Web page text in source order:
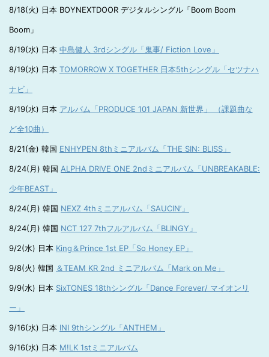
8/18(火) 日本 BOYNEXTDOOR デジタルシングル「Boom Boom
Boom」
8/19(水) 日本 中島健人 3rdシングル「鬼事/ Fiction Love」
8/19(水) 日本 TOMORROW X TOGETHER 日本5thシングル「セツナハ
ナビ」
8/19(水) 日本 アルバム「PRODUCE 101 JAPAN 新世界」 （課題曲な
ど全10曲）
8/21(金) 韓国 ENHYPEN 8thミニアルバム「THE SIN: BLISS」
8/24(月) 韓国 ALPHA DRIVE ONE 2ndミニアルバム「UNBREAKABLE:
少年BEAST」
8/24(月) 韓国 NEXZ 4thミニアルバム「SAUCIN’」
8/24(月) 韓国 NCT 127 7thフルアルバム「BLINGY」
9/2(水) 日本 King＆Prince 1st EP「So Honey EP」
9/8(火) 韓国 ＆TEAM KR 2nd ミニアルバム「Mark on Me」
9/9(水) 日本 SixTONES 18thシングル「Dance Forever/ マイオンリ
ー」
9/16(水) 日本 INI 9thシングル「ANTHEM」
9/16(水) 日本 M!LK 1stミニアルバム